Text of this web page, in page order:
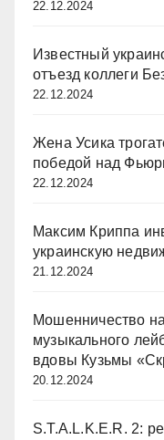
22.12.2024
Известный
отъезд коллеги
22.12.2024
Жена Усика
победой над
22.12.2024
Максим Криппа
украинскую
21.12.2024
Мошенничество
музыкального
вдовы Кузьмы
20.12.2024
S.T.A.L.K.E.R. 2: